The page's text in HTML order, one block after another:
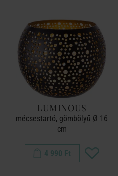
LUMINOUS
mécsestartó, gömbölyű Ø 16
cm
4 990 Ft